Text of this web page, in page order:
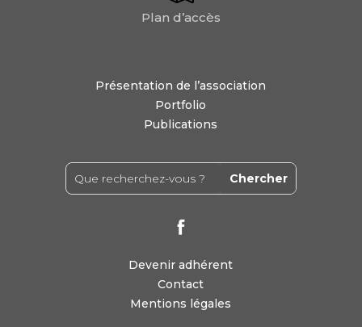
Plan d’accès
Présentation de l’association
Portfolio
Publications
Devenir adhérent
Contact
Mentions légales